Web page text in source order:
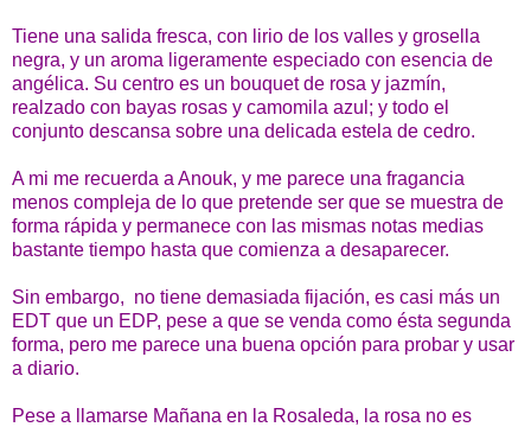
Tiene una salida fresca, con lirio de los valles y grosella
negra, y un aroma ligeramente especiado con esencia de
angélica. Su centro es un bouquet de rosa y jazmín,
realzado con bayas rosas y camomila azul; y todo el
conjunto descansa sobre una delicada estela de cedro.
A mi me recuerda a Anouk, y me parece una fragancia
menos compleja de lo que pretende ser que se muestra de
forma rápida y permanece con las mismas notas medias
bastante tiempo hasta que comienza a desaparecer.
Sin embargo, no tiene demasiada fijación, es casi más un
EDT que un EDP, pese a que se venda como ésta segunda
forma, pero me parece una buena opción para probar y usar
a diario.
Pese a llamarse Mañana en la Rosaleda, la rosa no es